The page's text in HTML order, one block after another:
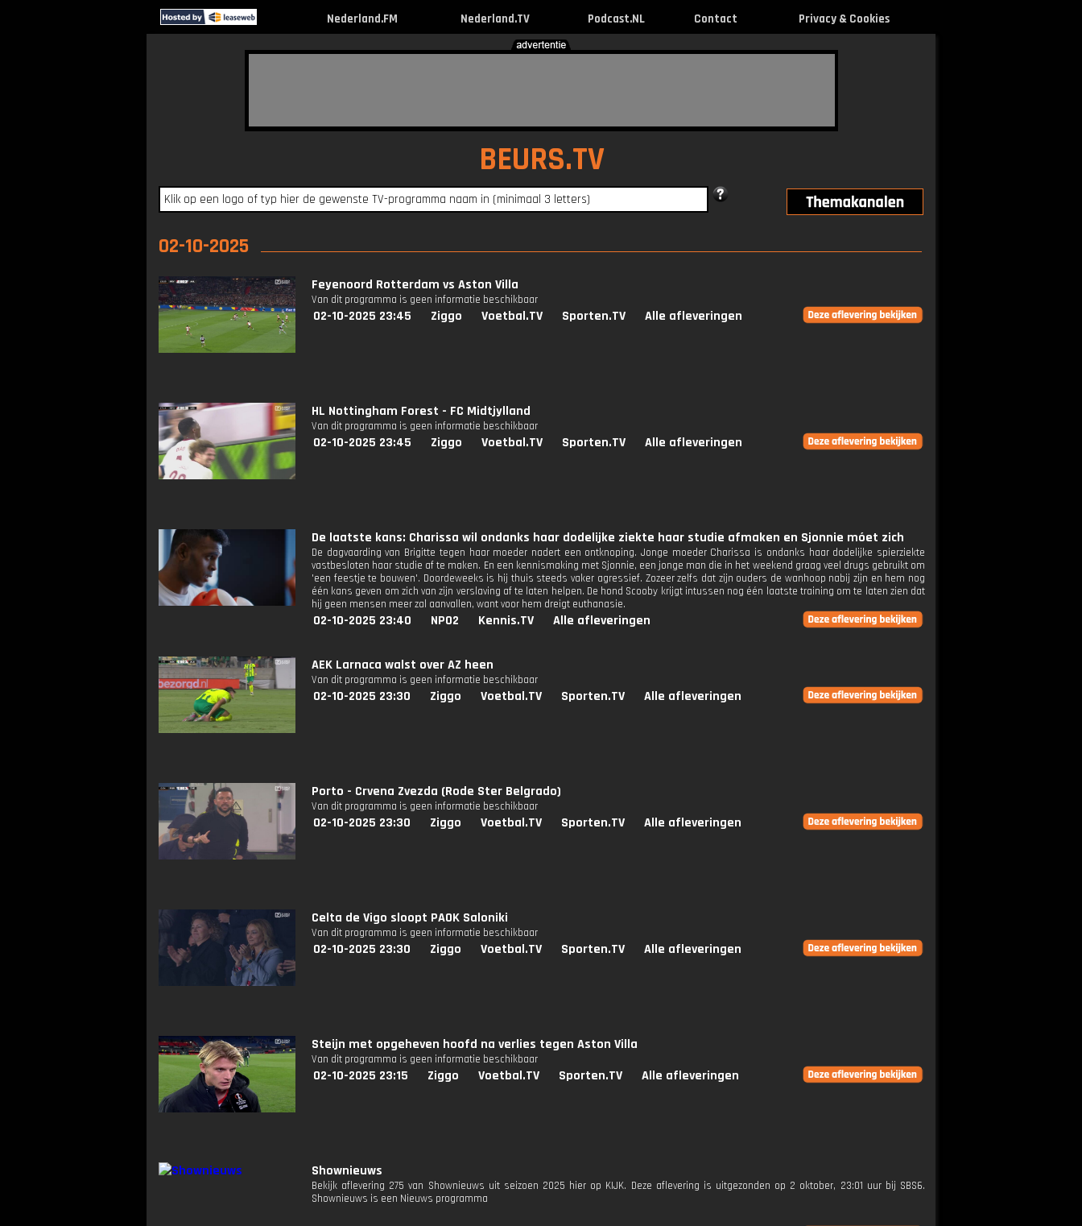
Nederland.FM Nederland.TV Podcast.NL Contact Privacy & Cookies
BEURS.TV
02-10-2025
Feyenoord Rotterdam vs Aston Villa
Van dit programma is geen informatie beschikbaar
02-10-2025 23:45 Ziggo Voetbal.TV Sporten.TV Alle afleveringen
HL Nottingham Forest - FC Midtjylland
Van dit programma is geen informatie beschikbaar
02-10-2025 23:45 Ziggo Voetbal.TV Sporten.TV Alle afleveringen
De laatste kans: Charissa wil ondanks haar dodelijke ziekte haar studie afmaken en Sjonnie móet zich
De dagvaarding van Brigitte tegen haar moeder nadert een ontknoping. Jonge moeder Charissa is ondanks haar dodelijke spierziekte
vastbesloten haar studie af te maken. En een kennismaking met Sjonnie, een jonge man die in het weekend graag veel drugs gebruikt om
'een feestje te bouwen'. Doordeweeks is hij thuis steeds vaker agressief. Zozeer zelfs dat zijn ouders de wanhoop nabij zijn en hem nog
één kans geven om zich van zijn verslaving af te laten helpen. De hond Scooby krijgt intussen nog één laatste training om te laten zien dat
hij geen mensen meer zal aanvallen, want voor hem dreigt euthanasie.
02-10-2025 23:40 NPO2 Kennis.TV Alle afleveringen
AEK Larnaca walst over AZ heen
Van dit programma is geen informatie beschikbaar
02-10-2025 23:30 Ziggo Voetbal.TV Sporten.TV Alle afleveringen
Porto - Crvena Zvezda (Rode Ster Belgrado)
Van dit programma is geen informatie beschikbaar
02-10-2025 23:30 Ziggo Voetbal.TV Sporten.TV Alle afleveringen
Celta de Vigo sloopt PAOK Saloniki
Van dit programma is geen informatie beschikbaar
02-10-2025 23:30 Ziggo Voetbal.TV Sporten.TV Alle afleveringen
Steijn met opgeheven hoofd na verlies tegen Aston Villa
Van dit programma is geen informatie beschikbaar
02-10-2025 23:15 Ziggo Voetbal.TV Sporten.TV Alle afleveringen
Shownieuws
Bekijk aflevering 275 van Shownieuws uit seizoen 2025 hier op KIJK. Deze aflevering is uitgezonden op 2 oktober, 23:01 uur bij SBS6.
Shownieuws is een Nieuws programma